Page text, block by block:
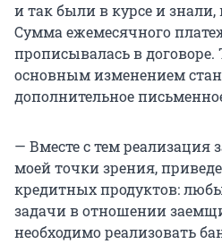
и так были в курсе и
Сумма ежемесячного
прописывалась в
основным изменением
дополнительное
— Вместе с тем реализация
моей точки зрения,
кредитных продуктов:
задачи в отношении
необходимо реализовать